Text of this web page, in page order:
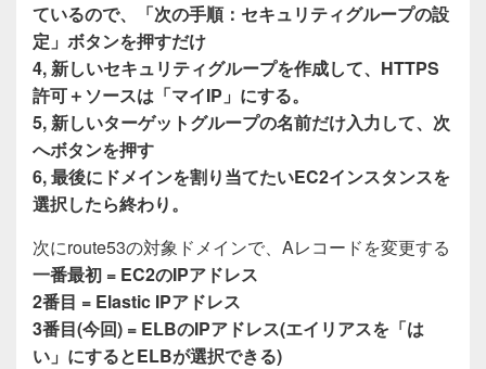
ているので、「次の手順：セキュリティグループの設
定」ボタンを押すだけ
4, 新しいセキュリティグループを作成して、HTTPS
許可＋ソースは「マイIP」にする。
5, 新しいターゲットグループの名前だけ入力して、次
へボタンを押す
6, 最後にドメインを割り当てたいEC2インスタンスを
選択したら終わり。
次にroute53の対象ドメインで、Aレコードを変更する
一番最初 = EC2のIPアドレス
2番目 = Elastic IPアドレス
3番目(今回) = ELBのIPアドレス(エイリアスを「は
い」にするとELBが選択できる)